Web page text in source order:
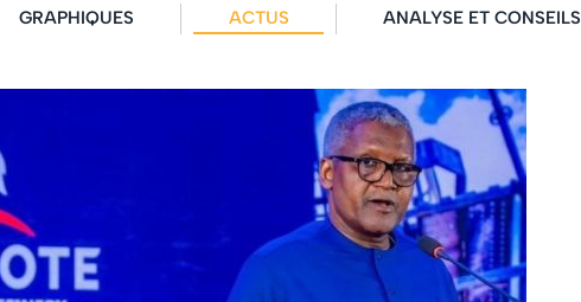
GRAPHIQUES ACTUS ANALYSE ET CONSEILS